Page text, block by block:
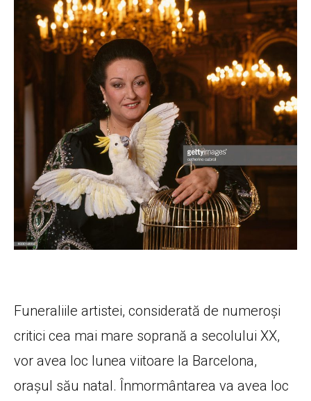
Funeraliile artistei, considerată de numeroşi
critici cea mai mare soprană a secolului XX,
vor avea loc lunea viitoare la Barcelona,
oraşul său natal. Înmormântarea va avea loc